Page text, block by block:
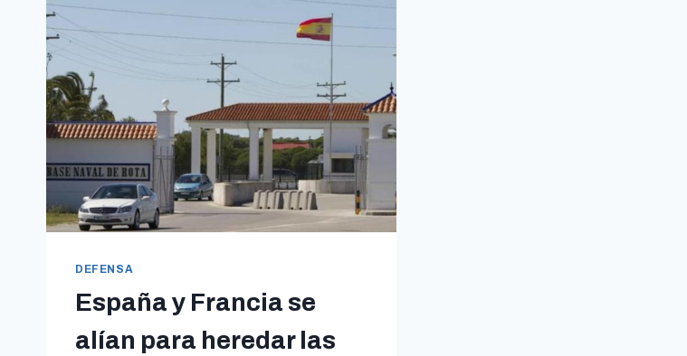
DEFENSA
España y Francia se
alían para heredar las